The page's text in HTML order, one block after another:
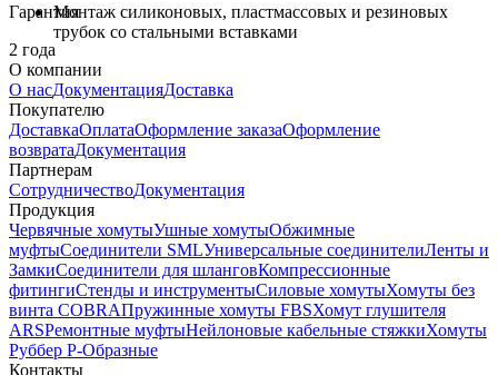
Гарантия
2 года
Монтаж силиконовых, пластмассовых и резиновых
трубок со стальными вставками
О компании
О насДокументацияДоставка
Покупателю
ДоставкаОплатаОформление заказаОформление
возвратаДокументация
Партнерам
СотрудничествоДокументация
Продукция
Червячные хомутыУшные хомутыОбжимные
муфтыСоединители SMLУниверсальные соединителиЛенты и
ЗамкиСоединители для шланговКомпрессионные
фитингиСтенды и инструментыСиловые хомутыХомуты без
винта COBRAПружинные хомуты FBSХомут глушителя
ARSРемонтные муфтыНейлоновые кабельные стяжкиХомуты
Руббер Р-Образные
Контакты